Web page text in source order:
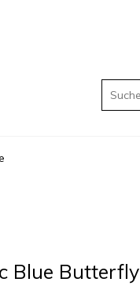
Blue Butterfly